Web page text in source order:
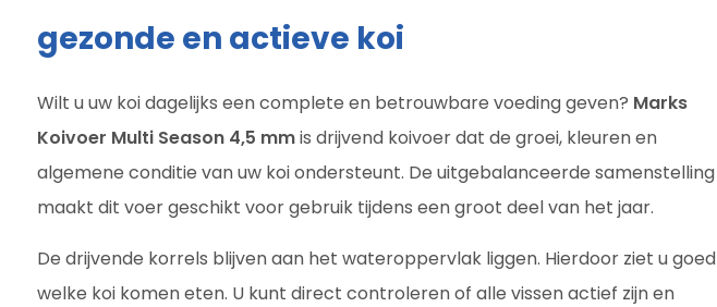
gezonde en actieve koi
Wilt u uw koi dagelijks een complete en betrouwbare voeding geven? Marks
Koivoer Multi Season 4,5 mmis drijvend koivoer dat de groei, kleuren en
algemene conditie van uw koi ondersteunt. De uitgebalanceerde samenstelling
maakt dit voer geschikt voor gebruik tijdens een groot deel van het jaar.
De drijvende korrels blijven aan het wateroppervlak liggen. Hierdoor ziet u goed
welke koi komen eten. U kunt direct controleren of alle vissen actief zijn en